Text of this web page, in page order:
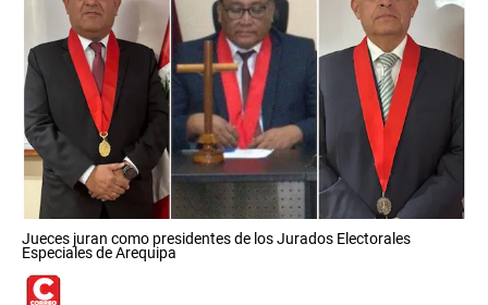
Jueces juran como presidentes de los Jurados Electorales
Especiales de Arequipa